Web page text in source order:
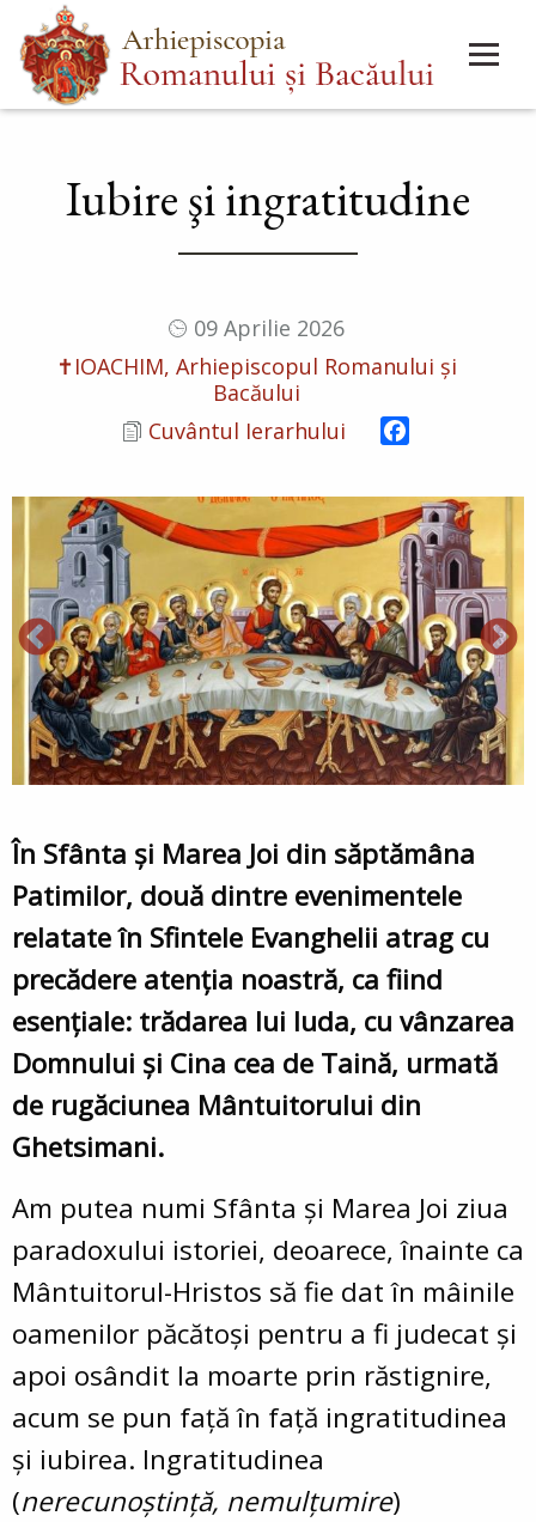
Mergi
la
conţinutul
Main
menu
Iubire şi ingratitudine
09 Aprilie 2026
✝IOACHIM, Arhiepiscopul Romanului și
Bacăului
Cuvântul Ierarhului
În Sfânta şi Marea Joi din săptămâna
Patimilor, două dintre evenimentele
relatate în Sfintele Evanghelii atrag cu
precădere atenţia noastră, ca fiind
esenţiale: trădarea lui Iuda, cu vânzarea
Domnului şi Cina cea de Taină, urmată
de rugăciunea Mântuitorului din
Ghetsimani.
Am putea numi Sfânta şi Marea Joi ziua
paradoxului istoriei, deoarece, înainte ca
Mântuitorul-Hristos să fie dat în mâinile
oamenilor păcătoşi pentru a fi judecat şi
apoi osândit la moarte prin răstignire,
acum se pun faţă în faţă ingratitudinea
şi iubirea. Ingratitudinea
(nerecunoştinţă, nemulţumire)